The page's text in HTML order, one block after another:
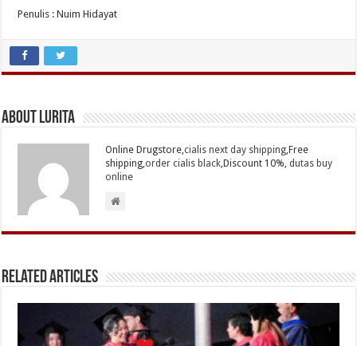
Penulis : Nuim Hidayat
About Lurita
Online Drugstore,cialis next day shipping,Free
shipping,order cialis black,Discount 10%,dutas buy
online
Related Articles